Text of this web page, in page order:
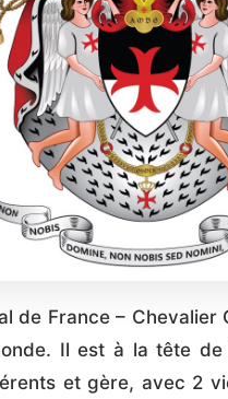
de France – Chevalier
Il est à la tête de
et gère, avec 2